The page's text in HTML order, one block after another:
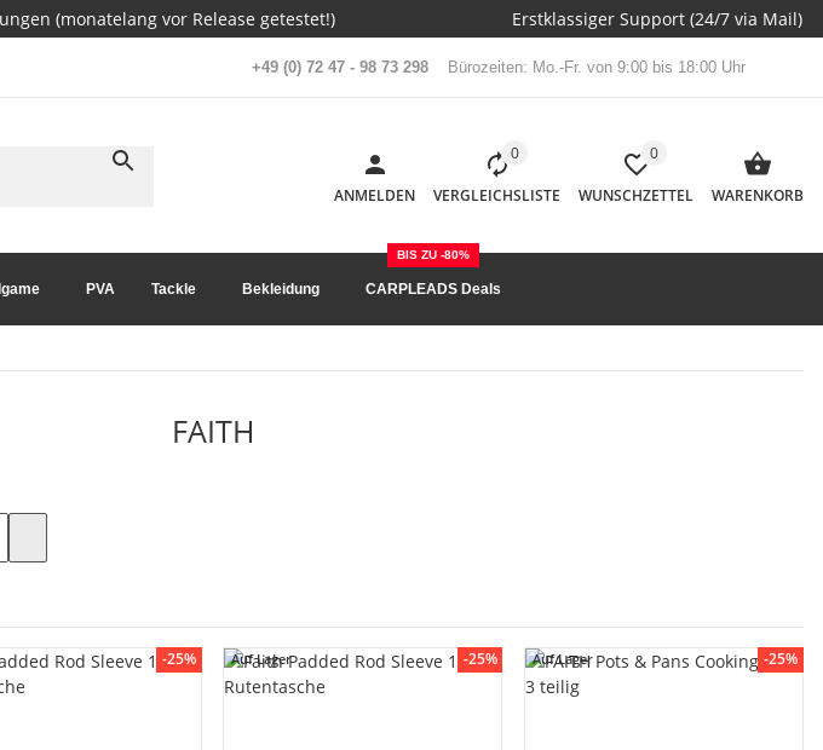
(monatelang vor Release getestet!) Erstklassiger Support (24/7 via Mail)
+49 (0) 72 47 - 98 73 298 Bürozeiten: Mo.-Fr. von 9:00 bis 18:00 Uhr
ANMELDEN
0
VERGLEICHSLISTE
0
WUNSCHZETTEL WARENKORB
PVA Tackle Bekleidung CARPLEADS Deals
BIS ZU -80%
FAITH
-25% Auf Lager -25% Auf Lager -25%